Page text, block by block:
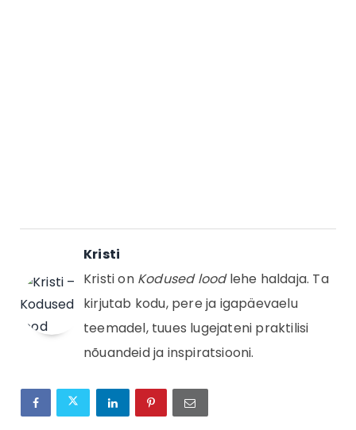
Kristi
Kristi on Kodused loodlehe haldaja. Ta
kirjutab kodu, pere ja igapäevaelu
teemadel, tuues lugejateni praktilisi
nõuandeid ja inspiratsiooni.